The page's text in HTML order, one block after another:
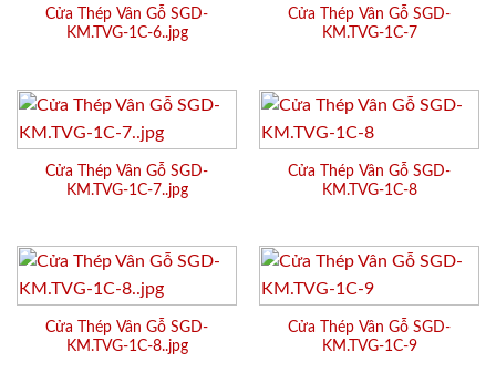
Cửa Thép Vân Gỗ SGD-
KM.TVG-1C-6..jpg
Cửa Thép Vân Gỗ SGD-
KM.TVG-1C-7
Cửa Thép Vân Gỗ SGD-
KM.TVG-1C-7..jpg
Cửa Thép Vân Gỗ SGD-
KM.TVG-1C-8
Cửa Thép Vân Gỗ SGD-
KM.TVG-1C-8..jpg
Cửa Thép Vân Gỗ SGD-
KM.TVG-1C-9